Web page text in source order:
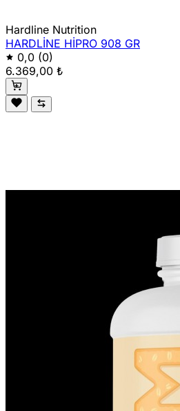
Hardline Nutrition
HARDLİNE HİPRO 908 GR
0,0 (0)
6.369,00 ₺